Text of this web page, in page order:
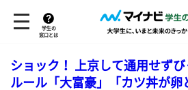
学生の
窓口とは
ショック！ 上京して通用せず
ルール「大富豪」「カツ丼が卵